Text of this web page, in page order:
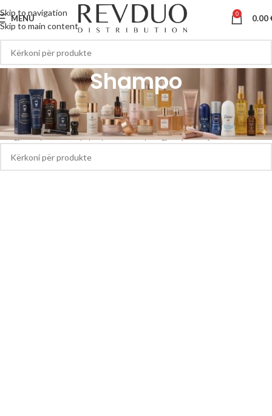
Skip to navigation
Skip to main content
MENU 0 0.00
Shampo
Kreu Shampo
S’u gjetën produkte që përputhen me përzgjedhjen tuaj.